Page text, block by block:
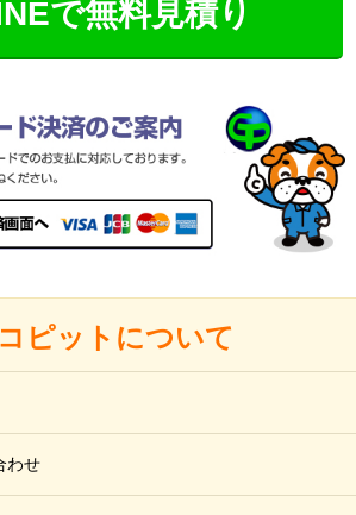
で無料見積り
ピットについて
わせ